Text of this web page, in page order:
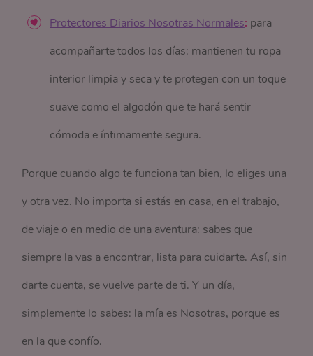
Protectores Diarios Nosotras Normales: para
acompañarte todos los días: mantienen tu ropa
interior limpia y seca y te protegen con un toque
suave como el algodón que te hará sentir
cómoda e íntimamente segura.
Porque cuando algo te funciona tan bien, lo eliges una
y otra vez. No importa si estás en casa, en el trabajo,
de viaje o en medio de una aventura: sabes que
siempre la vas a encontrar, lista para cuidarte. Así, sin
darte cuenta, se vuelve parte de ti. Y un día,
simplemente lo sabes: la mía es Nosotras, porque es
en la que confío.